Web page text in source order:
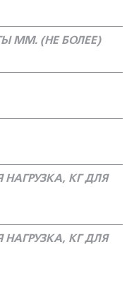
ММ. (НЕ БОЛЕЕ)
КГ ДЛЯ
КГ ДЛЯ